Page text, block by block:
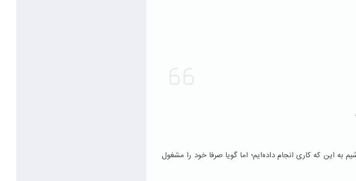
این که کاری انجام داده‌ایم؛ اما گویا صرفا خود را مشغول